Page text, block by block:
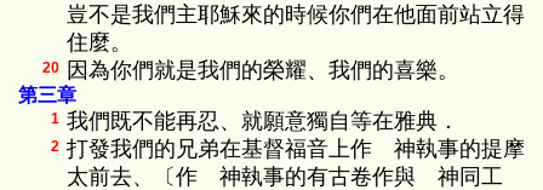
豈不是我們主耶穌來的時候你們在他面前站立得
住麼。
20 因為你們就是我們的榮耀、我們的喜樂。
第三章
1 我們既不能再忍、就願意獨自等在雅典．
2 打發我們的兄弟在基督福音上作 神執事的提摩
太前去、〔作 神執事的有古卷作與 神同工